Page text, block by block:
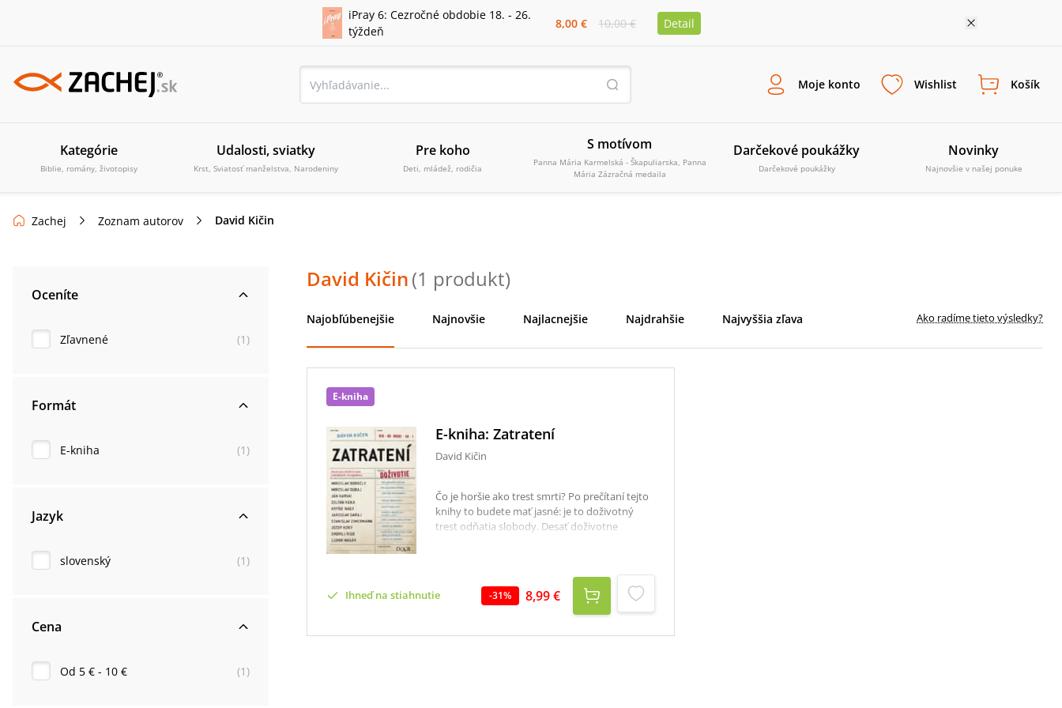
iPray 6: Cezročné obdobie 18. - 26.
týždeň
8,00 € 10,00 € Detail
Moje konto Wishlist Košík
Kategórie
Biblie, romány, životopisy
Udalosti, sviatky
Krst, Sviatosť manželstva, Narodeniny
Pre koho
Deti, mládež, rodičia
S motívom
Panna Mária Karmelská - Škapuliarska, Panna
Mária Zázračná medaila
Darčekové poukážky
Darčekové poukážky
Novinky
Najnovšie v našej ponuke
Zachej Zoznam autorov David Kičin
Oceníte
Zľavnené (1 )
Formát
E-kniha (1 )
Jazyk
slovenský (1 )
Cena
Od 5 € - 10 € (1 )
David Kičin(1 produkt)
Najobľúbenejšie Najnovšie Najlacnejšie Najdrahšie Najvyššia zľava Ako radíme tieto výsledky?
E-kniha
E-kniha: Zatratení
David Kičin
Čo je horšie ako trest smrti? Po prečítaní tejto
knihy to budete mať jasné: je to doživotný
trest odňatia slobody. Desať doživotne
svojom každodennom živote za mrežami, o
príčinách, ktoré ich tam dostali, ale aj o svojich
snoch a túžbach. Rozhovory, ktoré vznikli na
základe dva roky trvajúcej korešpondencie
Ihneď na stiahnutie -31% 8,99 €